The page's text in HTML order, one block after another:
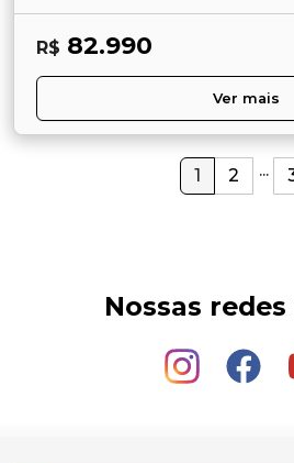
R$ 82.990
Ver mais
1 2 ...
Nossas